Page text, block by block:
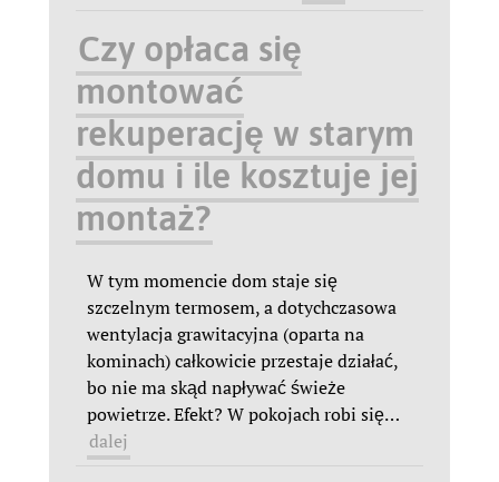
Czy opłaca się
montować
rekuperację w starym
domu i ile kosztuje jej
montaż?
W tym momencie dom staje się
szczelnym termosem, a dotychczasowa
wentylacja grawitacyjna (oparta na
kominach) całkowicie przestaje działać,
bo nie ma skąd napływać świeże
powietrze. Efekt? W pokojach robi się…
dalej